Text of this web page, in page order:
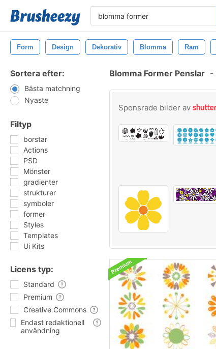
Form Design Dekorativ Blomma Ram
Sortera efter:
Bästa matchning
Nyaste
Filtyp
borstar
Actions
PSD
Mönster
gradienter
strukturer
symboler
former
Styles
Templates
Ui Kits
Licens typ:
Standard
Premium
Creative Commons
Endast redaktionell
användning
Blomma Former Penslar -
Sponsrade bilder av